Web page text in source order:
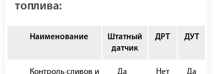
топлива:
Наименование
Штатный
датчик
ДРТ ДУТ
Контроль сливов и Да Нет Да